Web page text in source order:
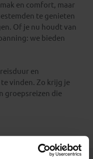
en comfort, maar
te genieten
Of je nu houdt van
we bieden
en
vinden. Zo krijg je
groepsreizen die